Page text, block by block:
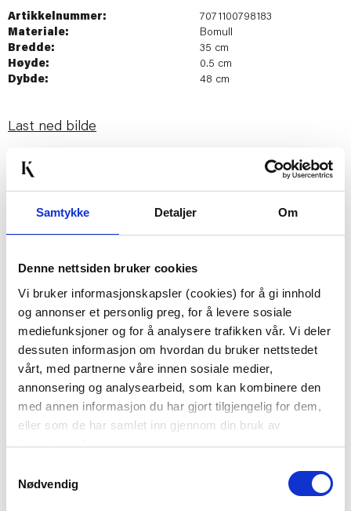
Samtykke Detaljer Om
Denne nettsiden bruker cookies
Vi bruker informasjonskapsler (cookies) for å gi innhold
og annonser et personlig preg, for å levere sosiale
mediefunksjoner og for å analysere trafikken vår. Vi deler
dessuten informasjon om hvordan du bruker nettstedet
vårt, med partnerne våre innen sosiale medier,
annonsering og analysearbeid, som kan kombinere den
med annen informasjon du har gjort tilgjengelig for dem,
eller som de har samlet inn gjennom din bruk av
tjenestene deres.
Nødvendig
Artikkelnummer:
7071100798183
Materiale:
Bomull
Bredde:
35 cm
Høyde:
0.5 cm
Dybde:
48 cm
Last ned bilde
Passer med
FIGUR HESTEN 24 CM
199,50
Før 399,00
50%
TELYSHOLDER FLOW 7
CM CREME
124,50
Før249,00